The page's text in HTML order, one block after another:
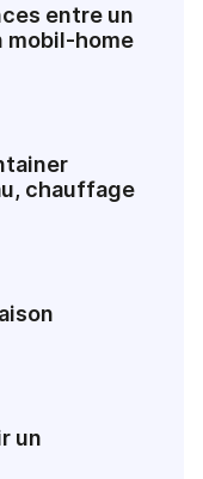
entre un
mobil-home
chauffage
un